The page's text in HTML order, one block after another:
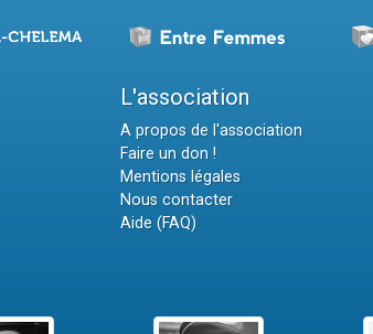
L'association
A propos de l'association
Faire un don !
Mentions légales
Nous contacter
Aide (FAQ)